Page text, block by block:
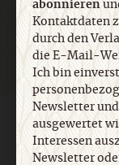
AGB und
abonnieren
Kontaktdaten
durch den
die E-Mail-
Ich bin
Newsletter
ausgewertet
Interessen
Newsletter